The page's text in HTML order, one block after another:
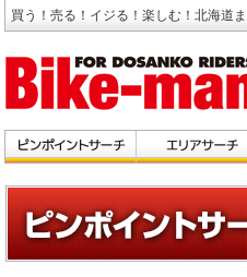
買う！売る！イジる！楽しむ！北海道